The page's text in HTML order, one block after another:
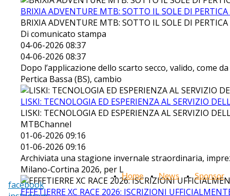
BRIXIA ADVENTURE MTB: SOTTO IL SOLE DI
BRIXIA ADVENTURE MTB: SOTTO IL SOLE DI
Di comunicato stampa
04-06-2026 08:37
04-06-2026 08:37
Dopo l’applicazione dello scarto secco, valido, come
Pertica Bassa (BS), cambio
LISKI: TECNOLOGIA ED ESPERIENZA AL SERVIZIO
LISKI: TECNOLOGIA ED ESPERIENZA AL SERVIZIO
MTBChannel
01-06-2026 09:16
01-06-2026 09:16
Archiviata una stagione invernale straordinaria,
Milano-Cortina 2026, per L
EFFETIERRE XC RACE 2026: ISCRIZIONI
Home News Sponsor
facebook